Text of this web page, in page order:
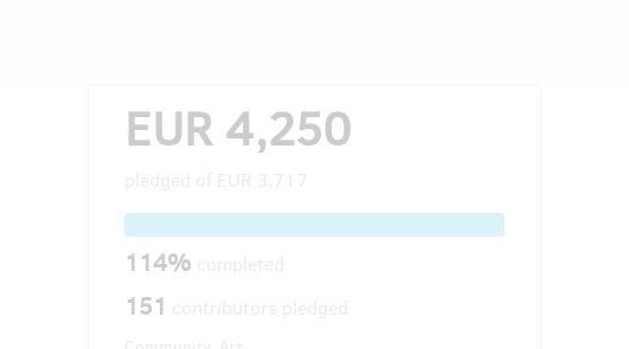
EUR 4,250
114%
151